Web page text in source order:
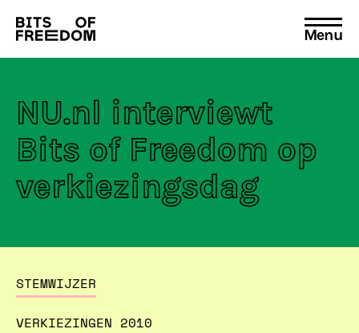
Search
for:
Menu
NU.nl interviewt
Bits of Freedom op
verkiezingsdag
STEMWIJZER
VERKIEZINGEN 2010